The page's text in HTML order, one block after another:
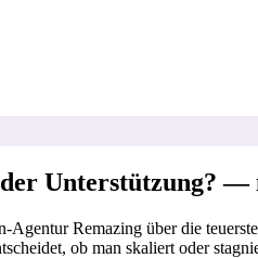
Unterstützung? —
Remazing über die
ob man skaliert oder